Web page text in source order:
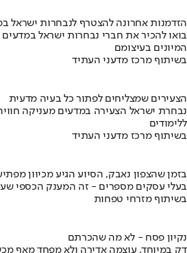
הזדמנות אחרונה להצטרף לנבחרות ישראל
בואו להכיר את חברי נבחרות ישראל
המיונים בעיצומם
בשיתוף מרכז מדעני העתיד
הצעירים שמצליחים לפתור כל בעיה מדעית
נבחרת ישראל הצעירה במדעים מעניקה
ללימודים
בשיתוף מרכז מדעני העתיד
בזמן שהצפון נאבק, הסיוע הגיע מכיוון
בעלי עסקים מספרים - זה המענק הכספי
בשיתוף מזרחי טפחות
נקיון פסח - לא מה שהכרתם
דק במיוחד, עוצמה אדירה ולא מפחד מאף